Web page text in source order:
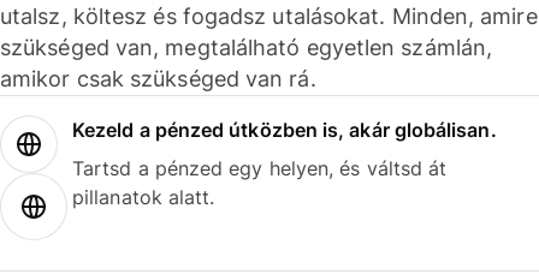
utalsz, költesz és fogadsz utalásokat. Minden, amire
szükséged van, megtalálható egyetlen számlán,
amikor csak szükséged van rá.
Kezeld a pénzed útközben is, akár globálisan.
Tartsd a pénzed egy helyen, és váltsd át
pillanatok alatt.